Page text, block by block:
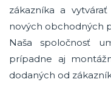
zákazníka a
nových obchodných
Naša spoločnosť
prípadne aj
dodaných od